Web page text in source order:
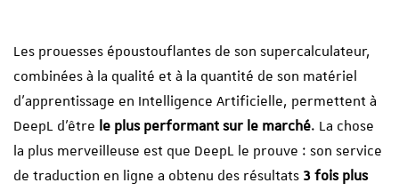
Les prouesses époustouflantes de son supercalculateur,
combinées à la qualité et à la quantité de son matériel
d’apprentissage en Intelligence Artificielle, permettent à
DeepL d’être le plus performant sur le marché. La chose
la plus merveilleuse est que DeepL le prouve : son service
de traduction en ligne a obtenu des résultats 3 fois plus